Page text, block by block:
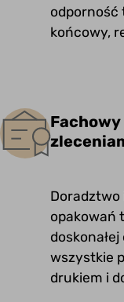
odporność
końcowy,
opakowań
wszystkie
drukiem i